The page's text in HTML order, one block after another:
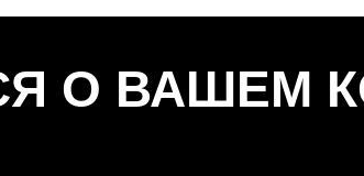
О ВАШЕМ